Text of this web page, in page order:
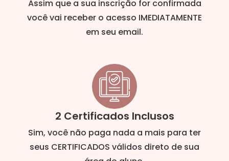
Assim que a sua inscrição for confirmada
você vai receber o acesso IMEDIATAMENTE
em seu email.
2 Certificados Inclusos
Sim, você não paga nada a mais para ter
seus CERTIFICADOS válidos direto de sua